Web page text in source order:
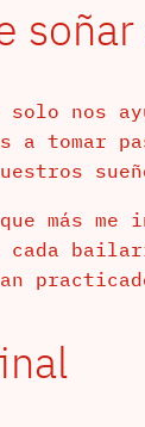
solo nos
a tomar
más
cada